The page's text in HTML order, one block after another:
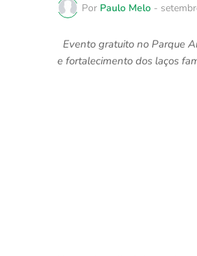
Por Paulo Melo -
Evento gratuito no Parque
e fortalecimento dos laços